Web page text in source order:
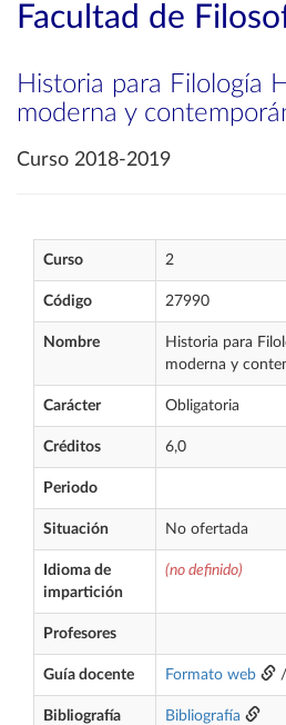
Facultad de
Historia para Filología
moderna y
Curso 2018-2019
Curso 2
Código 27990
Nombre
Historia para
moderna y
Carácter Obligatoria
Créditos 6,0
Periodo
Situación No ofertada
Idioma de
impartición
(no definido)
Profesores
Guía docente Formato web /
Bibliografía
Bibliografía